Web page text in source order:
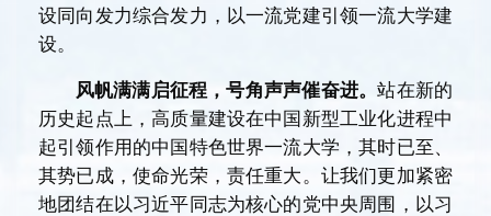
设同向发力综合发力，以一流党建引领一流大学建
设。
风帆满满启征程，号角声声催奋进。站在新的
历史起点上，高质量建设在中国新型工业化进程中
起引领作用的中国特色世界一流大学，其时已至、
其势已成，使命光荣，责任重大。让我们更加紧密
地团结在以习近平同志为核心的党中央周围，以习